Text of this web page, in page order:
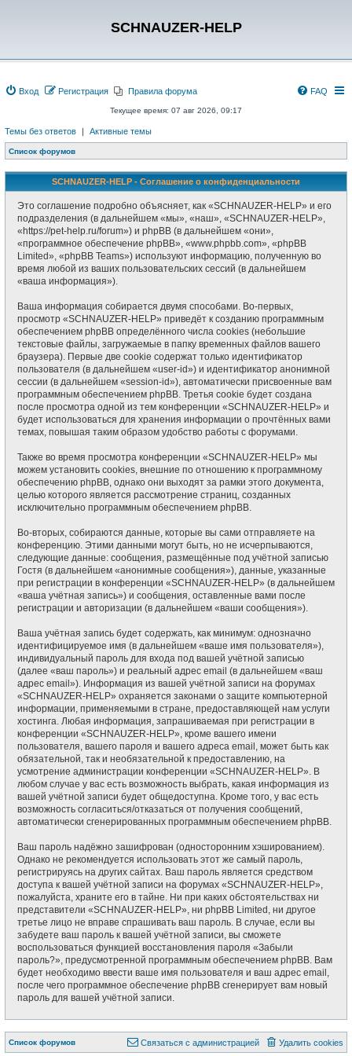
SCHNAUZER-HELP
Вход Регистрация Правила форума FAQ
Текущее время: 07 авг 2026, 09:17
Темы без ответов | Активные темы
Список форумов
SCHNAUZER-HELP - Соглашение о конфиденциальности
Это соглашение подробно объясняет, как «SCHNAUZER-HELP» и его
подразделения (в дальнейшем «мы», «наш», «SCHNAUZER-HELP»,
«https://pet-help.ru/forum») и phpBB (в дальнейшем «они»,
«программное обеспечение phpBB», «www.phpbb.com», «phpBB
Limited», «phpBB Teams») используют информацию, полученную во
время любой из ваших пользовательских сессий (в дальнейшем
«ваша информация»).
Ваша информация собирается двумя способами. Во-первых,
просмотр «SCHNAUZER-HELP» приведёт к созданию программным
обеспечением phpBB определённого числа cookies (небольшие
текстовые файлы, загружаемые в папку временных файлов вашего
браузера). Первые две cookie содержат только идентификатор
пользователя (в дальнейшем «user-id») и идентификатор анонимной
сессии (в дальнейшем «session-id»), автоматически присвоенные вам
программным обеспечением phpBB. Третья cookie будет создана
после просмотра одной из тем конференции «SCHNAUZER-HELP» и
будет использоваться для хранения информации о прочтённых вами
темах, повышая таким образом удобство работы с форумами.
Также во время просмотра конференции «SCHNAUZER-HELP» мы
можем установить cookies, внешние по отношению к программному
обеспечению phpBB, однако они выходят за рамки этого документа,
целью которого является рассмотрение страниц, созданных
исключительно программным обеспечением phpBB.
Во-вторых, собираются данные, которые вы сами отправляете на
конференцию. Этими данными могут быть, но не исчерпываются,
следующие данные: сообщения, размещённые под учётной записью
Гостя (в дальнейшем «анонимные сообщения»), данные, указанные
при регистрации в конференции «SCHNAUZER-HELP» (в дальнейшем
«ваша учётная запись») и сообщения, оставленные вами после
регистрации и авторизации (в дальнейшем «ваши сообщения»).
Ваша учётная запись будет содержать, как минимум: однозначно
идентифицируемое имя (в дальнейшем «ваше имя пользователя»),
индивидуальный пароль для входа под вашей учётной записью
(далее «ваш пароль») и реальный адрес email (в дальнейшем «ваш
адрес email»). Информация из вашей учётной записи на форумах
«SCHNAUZER-HELP» охраняется законами о защите компьютерной
информации, применяемыми в стране, предоставляющей нам услуги
хостинга. Любая информация, запрашиваемая при регистрации в
конференции «SCHNAUZER-HELP», кроме вашего имени
пользователя, вашего пароля и вашего адреса email, может быть как
обязательной, так и необязательной к предоставлению, на
усмотрение администрации конференции «SCHNAUZER-HELP». В
любом случае у вас есть возможность выбрать, какая информация из
вашей учётной записи будет общедоступна. Кроме того, у вас есть
возможность согласиться/отказаться от получения сообщений,
автоматически сгенерированных программным обеспечением phpBB.
Ваш пароль надёжно зашифрован (односторонним хэшированием).
Однако не рекомендуется использовать этот же самый пароль,
регистрируясь на других сайтах. Ваш пароль является средством
доступа к вашей учётной записи на форумах «SCHNAUZER-HELP»,
пожалуйста, храните его в тайне. Ни при каких обстоятельствах ни
представители «SCHNAUZER-HELP», ни phpBB Limited, ни другое
третье лицо не вправе спрашивать ваш пароль. В случае, если вы
забудете ваш пароль к вашей учётной записи, вы сможете
воспользоваться функцией восстановления пароля «Забыли
пароль?», предусмотренной программным обеспечением phpBB. Вам
будет необходимо ввести ваше имя пользователя и ваш адрес email,
после чего программное обеспечение phpBB сгенерирует вам новый
пароль для вашей учётной записи.
Список форумов Удалить cookies
Связаться с администрацией